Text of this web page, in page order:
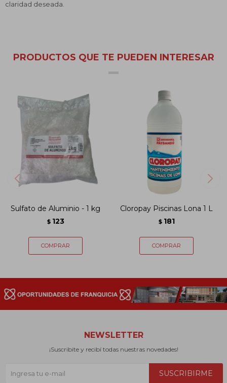
claridad deseada.
PRODUCTOS QUE TE PUEDEN INTERESAR
Sulfato de Aluminio - 1 kg
$ 123
Cloropay Piscinas Lona 1 L
$ 181
NEWSLETTER
¡Suscribite y recibí todas nuestras novedades!
SUSCRIBIRME